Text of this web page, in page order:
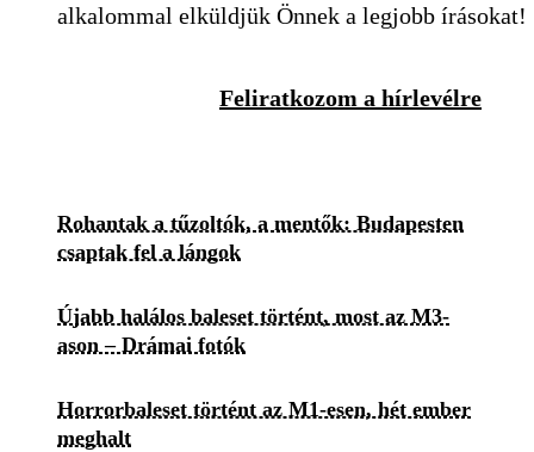
alkalommal elküldjük Önnek a legjobb írásokat!
Feliratkozom a hírlevélre
Rohantak a tűzoltók, a mentők: Budapesten
csaptak fel a lángok
Újabb halálos baleset történt, most az M3-
ason – Drámai fotók
Horrorbaleset történt az M1-esen, hét ember
meghalt